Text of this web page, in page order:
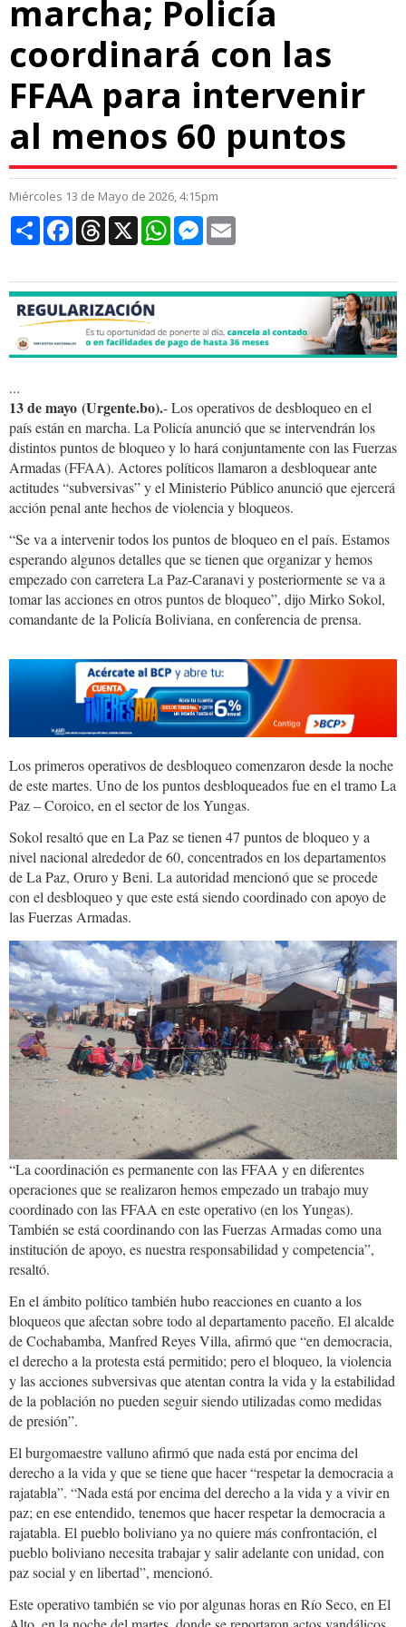
marcha; Policía
coordinará con las
FFAA para intervenir
al menos 60 puntos
Miércoles 13 de Mayo de 2026, 4:15pm
CompartirFacebookThreads
X WhatsAppMessenger
...
13 de mayo (Urgente.bo).- Los operativos de desbloqueo en el
país están en marcha. La Policía anunció que se intervendrán los
distintos puntos de bloqueo y lo hará conjuntamente con las Fuerzas
Armadas (FFAA). Actores políticos llamaron a desbloquear ante
actitudes “subversivas” y el Ministerio Público anunció que ejercerá
acción penal ante hechos de violencia y bloqueos.
“Se va a intervenir todos los puntos de bloqueo en el país. Estamos
esperando algunos detalles que se tienen que organizar y hemos
empezado con carretera La Paz-Caranavi y posteriormente se va a
tomar las acciones en otros puntos de bloqueo”, dijo Mirko Sokol,
comandante de la Policía Boliviana, en conferencia de prensa.
Los primeros operativos de desbloqueo comenzaron desde la noche
de este martes. Uno de los puntos desbloqueados fue en el tramo La
Paz – Coroico, en el sector de los Yungas.
Sokol resaltó que en La Paz se tienen 47 puntos de bloqueo y a
nivel nacional alrededor de 60, concentrados en los departamentos
de La Paz, Oruro y Beni. La autoridad mencionó que se procede
con el desbloqueo y que este está siendo coordinado con apoyo de
las Fuerzas Armadas.
1bc681df-
8436-
4b96-
bc05-
d83791128178.jpg
“La coordinación es permanente con las FFAA y en diferentes
operaciones que se realizaron hemos empezado un trabajo muy
coordinado con las FFAA en este operativo (en los Yungas).
También se está coordinando con las Fuerzas Armadas como una
institución de apoyo, es nuestra responsabilidad y competencia”,
resaltó.
En el ámbito político también hubo reacciones en cuanto a los
bloqueos que afectan sobre todo al departamento paceño. El alcalde
de Cochabamba, Manfred Reyes Villa, afirmó que “en democracia,
el derecho a la protesta está permitido; pero el bloqueo, la violencia
y las acciones subversivas que atentan contra la vida y la estabilidad
de la población no pueden seguir siendo utilizadas como medidas
de presión”.
El burgomaestre valluno afirmó que nada está por encima del
derecho a la vida y que se tiene que hacer “respetar la democracia a
rajatabla”. “Nada está por encima del derecho a la vida y a vivir en
paz; en ese entendido, tenemos que hacer respetar la democracia a
rajatabla. El pueblo boliviano ya no quiere más confrontación, el
pueblo boliviano necesita trabajar y salir adelante con unidad, con
paz social y en libertad”, mencionó.
Este operativo también se vio por algunas horas en Río Seco, en El